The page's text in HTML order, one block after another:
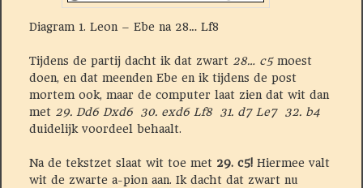
Diagram 1. Leon – Ebe na 28… Lf8
Tijdens de partij dacht ik dat zwart 28… c5moest
doen, en dat meenden Ebe en ik tijdens de post
mortem ook, maar de computer laat zien dat wit dan
met 29. Dd6 Dxd6 30. exd6 Lf8 31. d7 Le7 32. b4
duidelijk voordeel behaalt.
Na de tekstzet slaat wit toe met 29. c5!Hiermee valt
wit de zwarte a-pion aan. Ik dacht dat zwart nu